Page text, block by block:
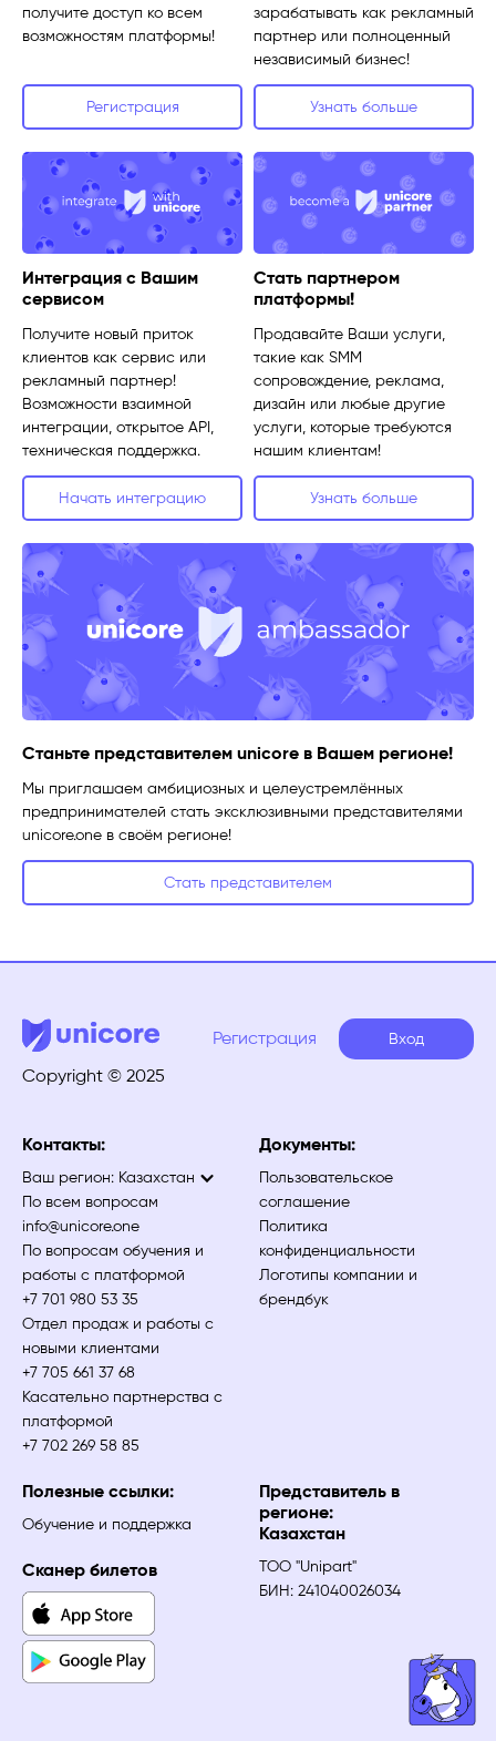
получите доступ ко всем
возможностям платформы!
Регистрация
зарабатывать как рекламный
партнер или полноценный
независимый бизнес!
Узнать больше
Интеграция с Вашим
сервисом
Получите новый приток
клиентов как сервис или
рекламный партнер!
Возможности взаимной
интеграции, открытое API,
техническая поддержка.
Начать интеграцию
Стать партнером
платформы!
Продавайте Ваши услуги,
такие как SMM
сопровождение, реклама,
дизайн или любые другие
услуги, которые требуются
нашим клиентам!
Узнать больше
Станьте представителем unicore в Вашем регионе!
Мы приглашаем амбициозных и целеустремлённых
предпринимателей стать эксклюзивными представителями
unicore.one в своём регионе!
Стать представителем
Copyright © 2025
Регистрация Вход
Контакты:
Ваш регион: Казахстан
По всем вопросам
info@unicore.one
По вопросам обучения и
работы с платформой
+7 701 980 53 35
Отдел продаж и работы с
новыми клиентами
+7 705 661 37 68
Касательно партнерства с
платформой
+7 702 269 58 85
Документы:
Пользовательское
соглашение
Политика
конфиденциальности
Логотипы компании и
брендбук
Полезные ссылки:
Обучение и поддержка
Сканер билетов
Представитель в
регионе:
Казахстан
ТОО "Unipart"
БИН: 241040026034